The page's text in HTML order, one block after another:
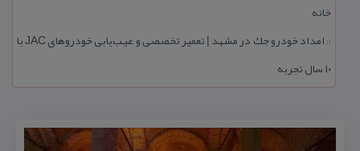
خانه
::
امداد خودرو جك در مشهد | تعمیر تخصصی و عیب‌یابی خودروهای JAC با
۱۰ سال تجربه